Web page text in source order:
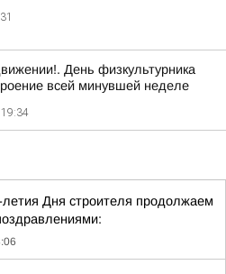
День физкультурника
всей минувшей неделе
19:34
летия Дня строителя продолжаем